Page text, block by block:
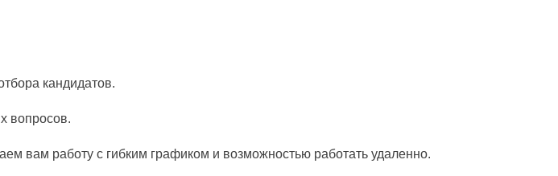
кандидатов.
вопросов.
вам работу с гибким графиком и возможностью работать удаленно.